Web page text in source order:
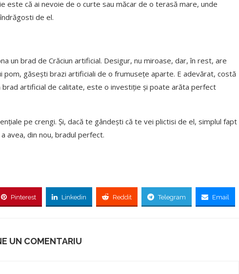
este că ai nevoie de o curte sau măcar de o terasă mare, unde
de el.
un brad de Crăciun artificial. Desigur, nu miroase, dar, în rest, are
pom, găsești brazi artificiali de o frumusețe aparte. E adevărat, costă
artificial de calitate, este o investiție și poate arăta perfect
pe crengi. Și, dacă te gândești că te vei plictisi de el, simplul fapt
avea, din nou, bradul perfect.
Pinterest Linkedin Reddit Telegram Email
UN COMENTARIU